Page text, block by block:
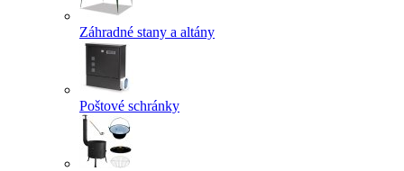
Záhradné stany a altány
Poštové schránky